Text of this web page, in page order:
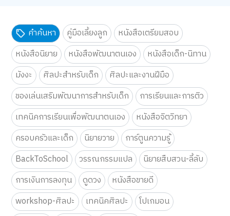
คำค้นหา คู่มือเลี้ยงลูก
หนังสือเตรียมสอบ
หนังสือนิยาย
หนังสือพัฒนาตนเอง
หนังสือเด็ก-นิทาน
มังงะ
ศิลปะสำหรับเด็ก
ศิลปะและงานฝีมือ
ของเล่นเสริมพัฒนาการสำหรับเด็ก
การเรียนและการติว
เทคนิคการเรียนเพื่อพัฒนาตนเอง
หนังสือจิตวิทยา
ครอบครัวและเด็ก
นิยายวาย
การ์ตูนความรู้
BackToSchool
วรรณกรรมแปล
นิยายสืบสวน-ลี้ลับ
การเงินการลงทุน
ดูดวง
หนังสือขายดี
workshop-ศิลปะ
เทคนิคศิลปะ
โปเกมอน
เว็บไซต์นี้ใช้คุกกี้
เราใช้คุกกี้เพื่อเพิ่มประสบการณ์ที่ดีในการใช้เว็บไซต์ แสดงเนื้อหาและโฆษณาให้
ตรงกับความสนใจ รวมถึงเพื่อวิเคราะห์การเข้าใช้งานเว็บไซต์และทำความเข้าใจ
ว่าผู้ใช้งานมาจากที่ใด คุณสามารถเลือกตั้งค่าความยินยอมการใช้คุกกี้ได้ โดย
คลิก “การตั้งค่าคุกกี้”
นโยบายคุกกี้
ยอมรับทั้งหมด